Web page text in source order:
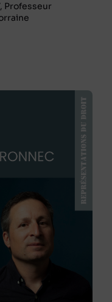
Professeur